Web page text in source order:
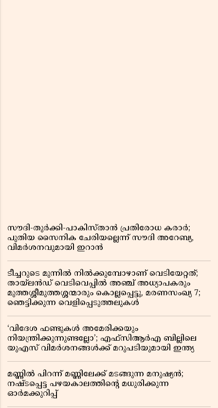
സൗദി-തുർക്കി-പാകിസ്താൻ പ്രതിരോധ കരാർ;
പുതിയ സൈനിക ചേരിയല്ലെന്ന് സൗദി അറേബ്യ,
വിമർശനവുമായി ഇറാൻ
ടീച്ചറുടെ മുന്നിൽ നിൽക്കുമ്പോഴാണ് വെടിയേറ്റത്;
തായ്‌ലൻഡ് വെടിവെപ്പിൽ അഞ്ച് അധ്യാപകരും
മുത്തശ്ശീമുത്തശ്ശന്മാരും കൊല്ലപ്പെട്ടു, മരണസംഖ്യ 7;
ഞെട്ടിക്കുന്ന വെളിപ്പെടുത്തലുകൾ
‘വിദേശ ഫണ്ടുകൾ അമേരിക്കയും
നിയന്ത്രിക്കുന്നുണ്ടല്ലോ’; എഫ്സിആർഎ ബില്ലിലെ
യുഎസ് വിമർശനങ്ങൾക്ക് മറുപടിയുമായി ഇന്ത്യ
മണ്ണിൽ പിറന്ന് മണ്ണിലേക്ക് മടങ്ങുന്ന മനുഷ്യൻ;
നഷ്ടപ്പെട്ട പഴയകാലത്തിൻ്റെ മധുരിക്കുന്ന
ഓർമക്കുറിപ്പ്